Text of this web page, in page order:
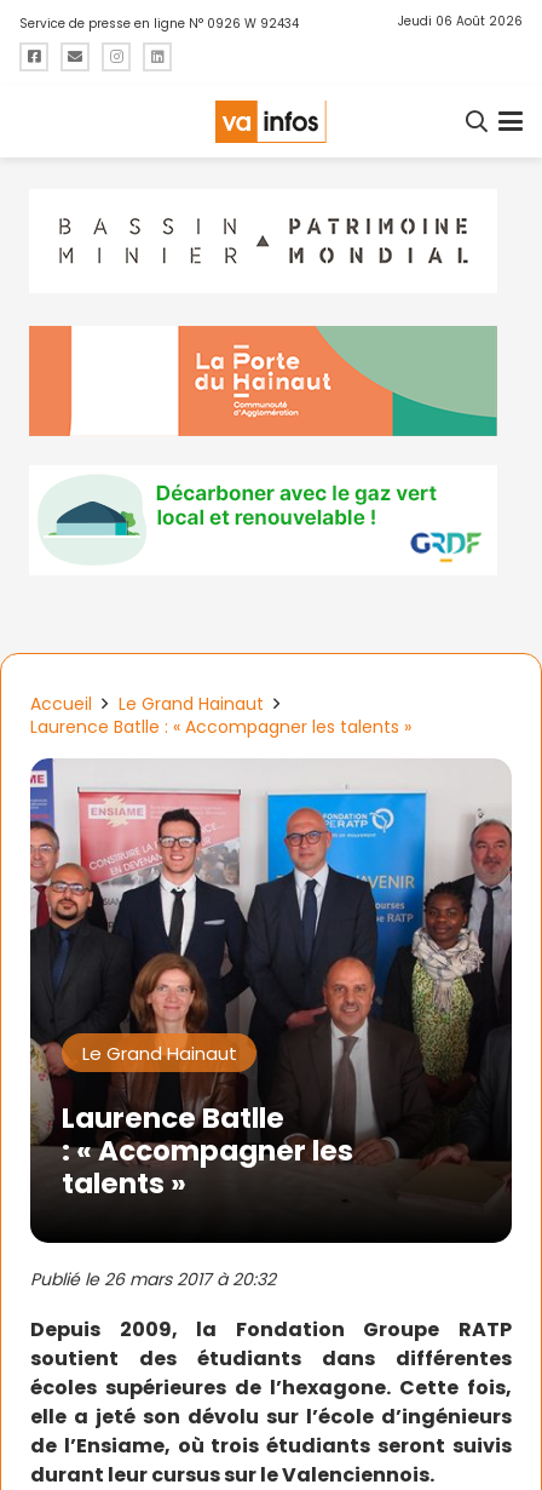
Service de presse en ligne N° 0926 W 92434 Jeudi 06 Août 2026
Accueil
Le Grand Hainaut
Laurence Batlle : « Accompagner les talents »
Le Grand Hainaut
Laurence Batlle
: « Accompagner les
talents »
Publié le26 mars 2017 à 20:32
Depuis 2009, la Fondation Groupe RATP
soutient des étudiants dans différentes
écoles supérieures de l’hexagone. Cette fois,
elle a jeté son dévolu sur l’école d’ingénieurs
de l’Ensiame, où trois étudiants seront suivis
durant leur cursus sur le Valenciennois.